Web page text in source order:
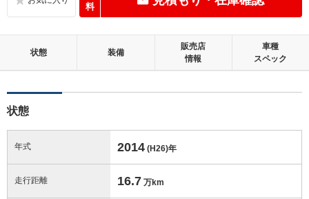
料
状態 装備
販売店
情報
車種
スペック
状態
年式 2014 (H26)年
走行距離 16.7 万km